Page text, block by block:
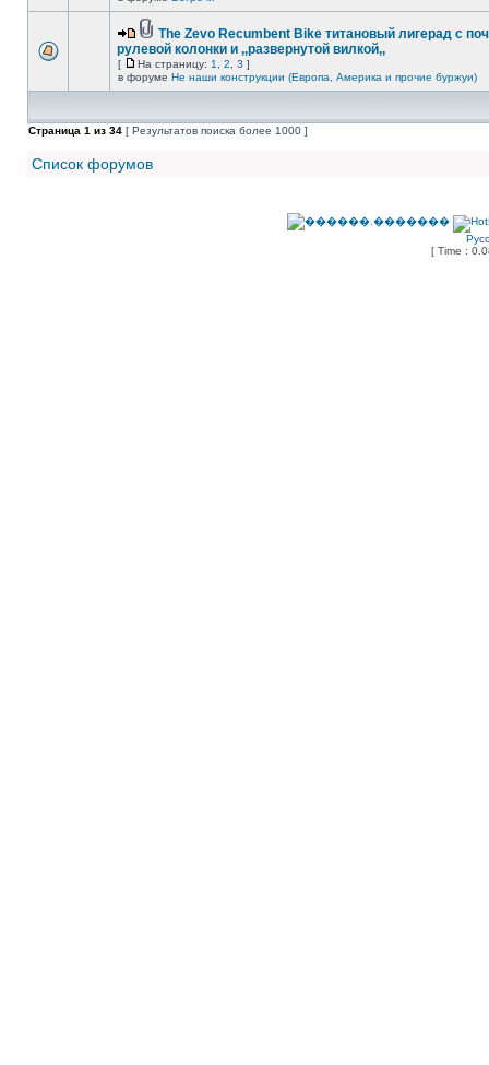
The Zevo Recumbent Bike титановый лигерад с
рулевой колонки и ,,развернутой вилкой,,
[ На страницу: 1 2 3 ]
в форуме Не наши конструкции (Европа, Америка и прочие буржуи)
Страница 1 из 34 [ Результатов поиска более 1000 ]
Список форумов
[ Time :